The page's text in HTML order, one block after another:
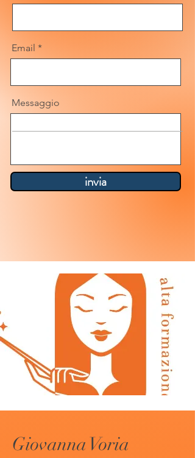
Email
Messaggio
invia
Giovanna Voria